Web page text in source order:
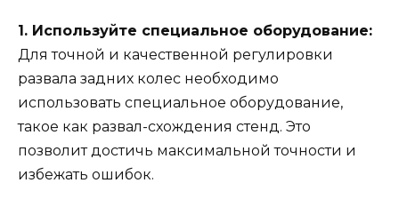
1. Используйте специальное оборудование:
Для точной и качественной регулировки
развала задних колес необходимо
использовать специальное оборудование,
такое как развал-схождения стенд. Это
позволит достичь максимальной точности и
избежать ошибок.